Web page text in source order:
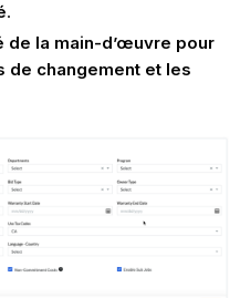
.
de la main-d’œuvre pour
de changement et les